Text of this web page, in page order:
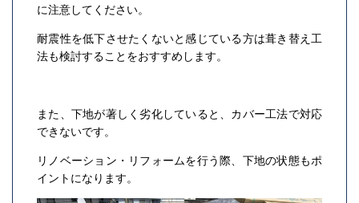
に注意してください。
耐震性を低下させたくないと感じている方は葺き替え工
法も検討することをおすすめします。
また、下地が著しく劣化していると、カバー工法で対応
できないです。
リノベーション・リフォームを行う際、下地の状態もポ
イントになります。